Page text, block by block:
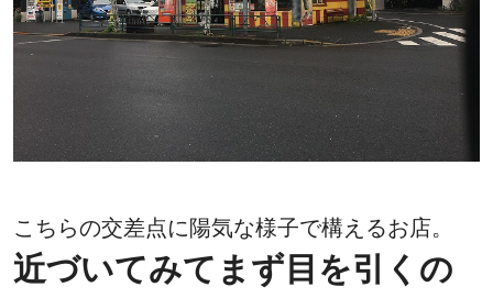
こちらの交差点に陽気な様子で構えるお店。
近づいてみてまず目を引くの